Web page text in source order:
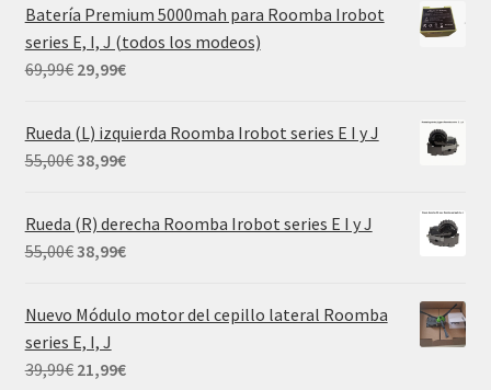
Batería Premium 5000mah para Roomba Irobot
series E, I, J (todos los modeos)
69,99€ El
original
era:
29,99€El
actual
es:
Rueda (L) izquierda Roomba Irobot series E I y J
55,00€El
original
era:
38,99€El
actual
es:
Rueda (R) derecha Roomba Irobot series E I y J
55,00€El
original
era:
55,00€.
38,99€El
actual
38,99€.
Nuevo Módulo motor del cepillo lateral Roomba
series E, I, J
39,99€ El
21,99€El